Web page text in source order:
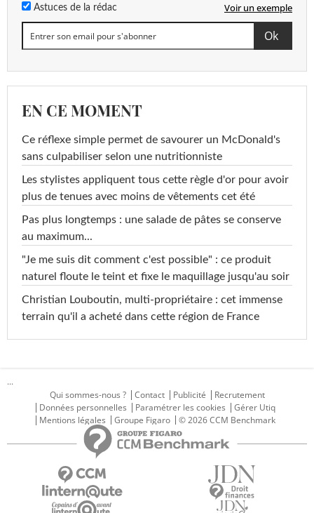
Astuces de la rédac Voir un exemple
EN CE MOMENT
Ce réflexe simple permet de savourer un McDonald's
sans culpabiliser selon une nutritionniste
Les stylistes appliquent tous cette règle d'or pour avoir
plus de tenues avec moins de vêtements cet été
Pas plus longtemps : une salade de pâtes se conserve
au maximum...
"Je me suis dit comment c'est possible" : ce produit
naturel floute le teint et fixe le maquillage jusqu'au soir
Christian Louboutin, multi-propriétaire : cet immense
terrain qu'il a acheté dans cette région de France
...
Qui sommes-nous ?
Contact Publicité
Recrutement
Données personnelles
Paramétrer les cookies
Gérer Utiq
Mentions légales
Groupe Figaro © 2026 CCM Benchmark